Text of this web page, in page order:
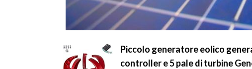
Piccolo generatore eolico
controller e 5 pale di turbine